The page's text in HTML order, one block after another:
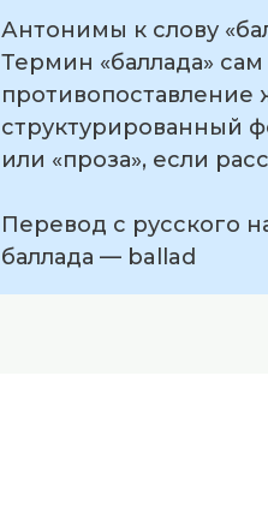
Антонимы к слову
Термин «баллада»
противопоставление
структурированный
или «проза», если
Перевод с русского
баллада — ballad